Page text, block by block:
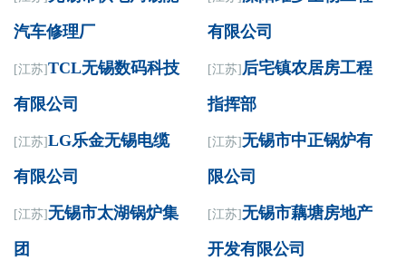
汽车修理厂
有限公司
[江苏]TCL无锡数码科技
有限公司
[江苏] 后宅镇农居房工程
指挥部
[江苏]LG乐金无锡电缆
有限公司
[江苏]无锡市中正锅炉有
限公司
[江苏]无锡市太湖锅炉集
团
[江苏]无锡市藕塘房地产
开发有限公司